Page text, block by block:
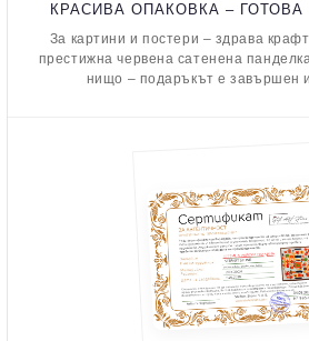
КРАСИВА ОПАКОВКА –
За картини и постери – здрава
престижна червена сатенена
нищо – подаръкът е завършен